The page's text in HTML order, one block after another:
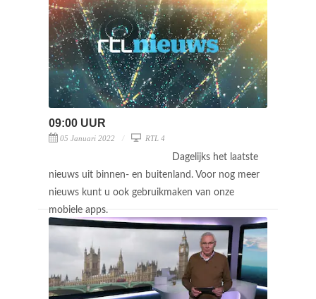
09:00 UUR
05 Januari 2022 RTL 4
Dagelijks het laatste
nieuws uit binnen- en buitenland. Voor nog meer
nieuws kunt u ook gebruikmaken van onze
mobiele apps.